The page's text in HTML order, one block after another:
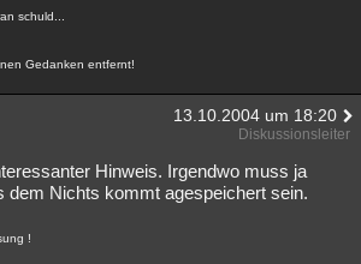
schuld...
Gedanken entfernt!
13.10.2004 um 18:20
Diskussionsleiter
Hinweis. Irgendwo muss ja
dem Nichts kommt agespeichert sein.
!